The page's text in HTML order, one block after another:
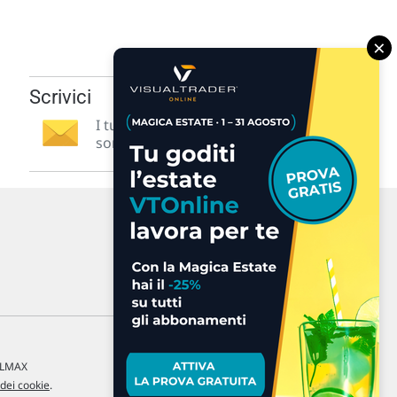
Scrivici
I tuoi suggerimenti per noi
sono preziosi e molto utili! »
cookie.
×